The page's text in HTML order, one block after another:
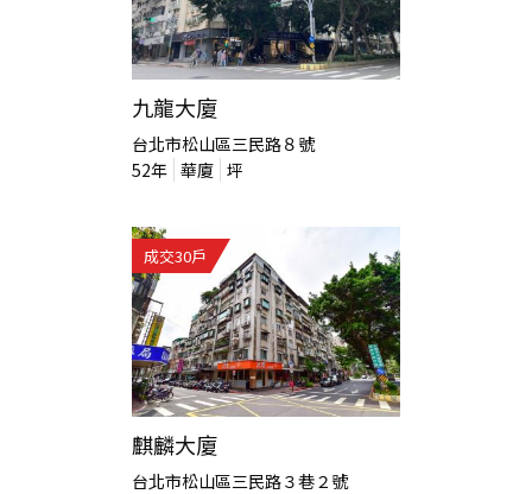
九龍大廈
台北市松山區三民路８號
52年 華廈 坪
成交30戶
麒麟大廈
台北市松山區三民路３巷２號